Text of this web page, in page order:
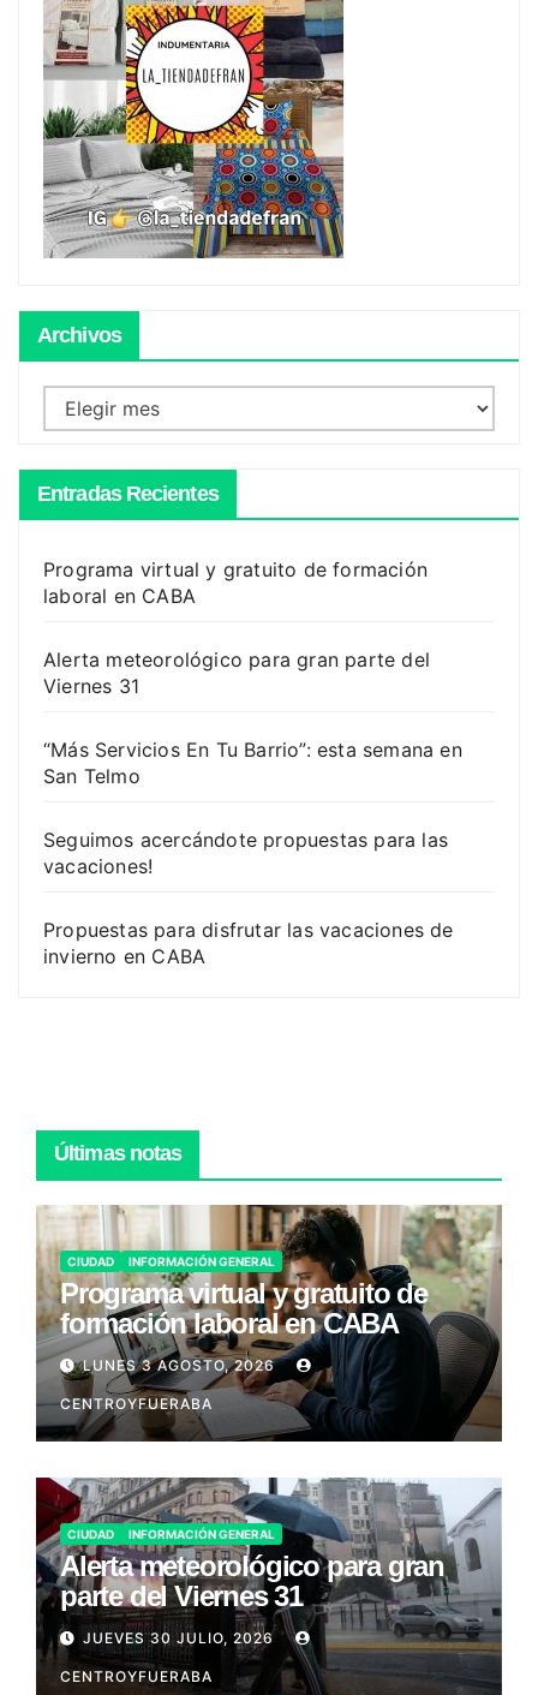
Archivos
Archivos
Entradas Recientes
Programa virtual y gratuito de formación
laboral en CABA
Alerta meteorológico para gran parte del
Viernes 31
“Más Servicios En Tu Barrio”: esta semana en
San Telmo
Seguimos acercándote propuestas para las
vacaciones!
Propuestas para disfrutar las vacaciones de
invierno en CABA
Últimas notas
CIUDAD INFORMACIÓN GENERAL
Programa virtual y gratuito de
formación laboral en CABA
LUNES 3 AGOSTO, 2026
CENTROYFUERABA
CIUDAD INFORMACIÓN GENERAL
Alerta meteorológico para gran
parte del Viernes 31
JUEVES 30 JULIO, 2026
CENTROYFUERABA